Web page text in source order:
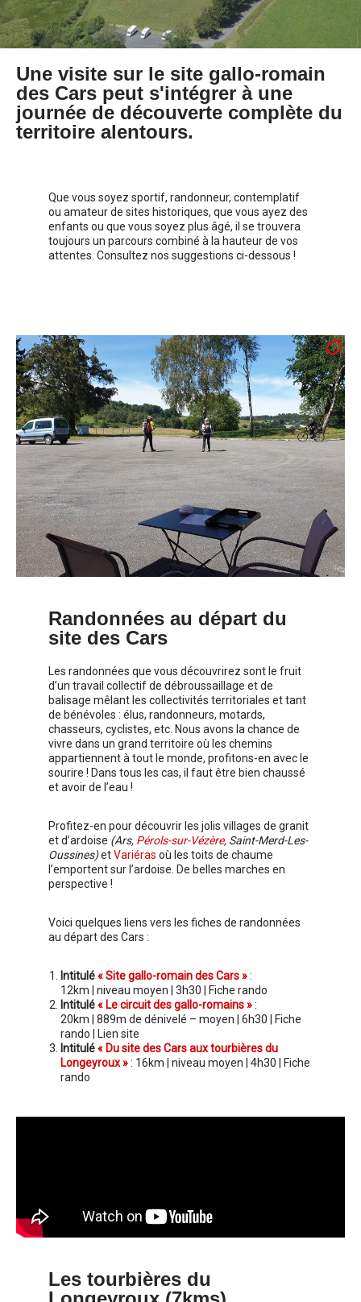
Une visite sur le site gallo-romain
des Cars peut s'intégrer à une
journée de découverte complète du
territoire alentours.
Que vous soyez sportif, randonneur, contemplatif
ou amateur de sites historiques, que vous ayez des
enfants ou que vous soyez plus âgé, il se trouvera
toujours un parcours combiné à la hauteur de vos
attentes. Consultez nos suggestions ci-dessous !
Randonnées au départ du
site des Cars
Les randonnées que vous découvrirez sont le fruit
d’un travail collectif de débroussaillage et de
balisage mêlant les collectivités territoriales et tant
de bénévoles : élus, randonneurs, motards,
chasseurs, cyclistes, etc. Nous avons la chance de
vivre dans un grand territoire où les chemins
appartiennent à tout le monde, profitons-en avec le
sourire ! Dans tous les cas, il faut être bien chaussé
et avoir de l’eau !
Profitez-en pour découvrir les jolis villages de granit
et d’ardoise (Ars, Pérols-sur-Vézère, Saint-Merd-Les-
Oussines)etVariéras où les toits de chaume
l’emportent sur l’ardoise. De belles marches en
perspective !
Voici quelques liens vers les fiches de randonnées
au départ des Cars :
Intitulé« Site gallo-romain des Cars »:
12km | niveau moyen | 3h30 | Fiche rando
Intitulé« Le circuit des gallo-romains »:
20km | 889m de dénivelé – moyen | 6h30 | Fiche
rando | Lien site
Intitulé« Du site des Cars aux tourbières du
Longeyroux »: 16km | niveau moyen | 4h30 | Fiche
rando
Les tourbières du